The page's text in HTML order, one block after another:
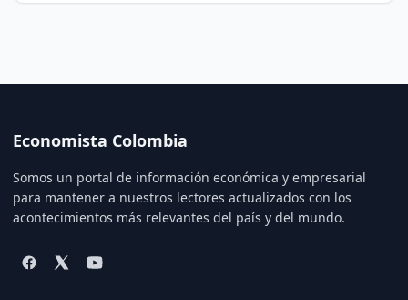
Economista Colombia
Somos un portal de información económica y empresarial
para mantener a nuestros lectores actualizados con los
acontecimientos más relevantes del país y del mundo.